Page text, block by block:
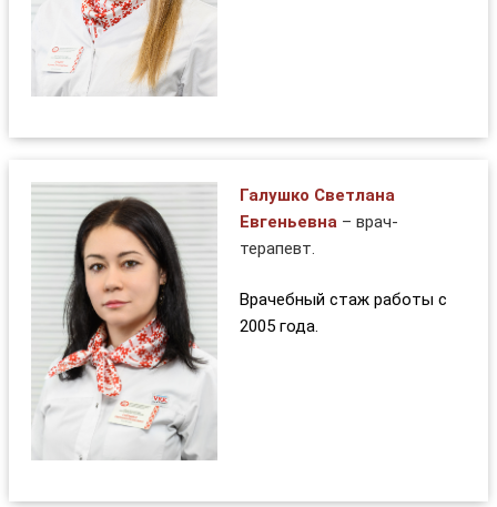
Галушко Светлана
Евгеньевна – врач-
терапевт.
Врачебный стаж работы с
2005 года.